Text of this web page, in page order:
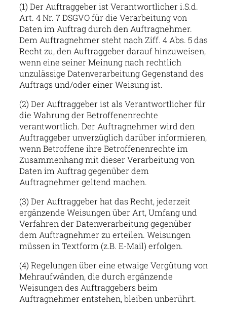
(1) Der Auftraggeber ist Verantwortlicher i.S.d.
Art. 4 Nr. 7 DSGVO für die Verarbeitung von
Daten im Auftrag durch den Auftragnehmer.
Dem Auftragnehmer steht nach Ziff. 4 Abs. 5 das
Recht zu, den Auftraggeber darauf hinzuweisen,
wenn eine seiner Meinung nach rechtlich
unzulässige Datenverarbeitung Gegenstand des
Auftrags und/oder einer Weisung ist.
(2) Der Auftraggeber ist als Verantwortlicher für
die Wahrung der Betroffenenrechte
verantwortlich. Der Auftragnehmer wird den
Auftraggeber unverzüglich darüber informieren,
wenn Betroffene ihre Betroffenenrechte im
Zusammenhang mit dieser Verarbeitung von
Daten im Auftrag gegenüber dem
Auftragnehmer geltend machen.
(3) Der Auftraggeber hat das Recht, jederzeit
ergänzende Weisungen über Art, Umfang und
Verfahren der Datenverarbeitung gegenüber
dem Auftragnehmer zu erteilen. Weisungen
müssen in Textform (z.B. E-Mail) erfolgen.
(4) Regelungen über eine etwaige Vergütung von
Mehraufwänden, die durch ergänzende
Weisungen des Auftraggebers beim
Auftragnehmer entstehen, bleiben unberührt.